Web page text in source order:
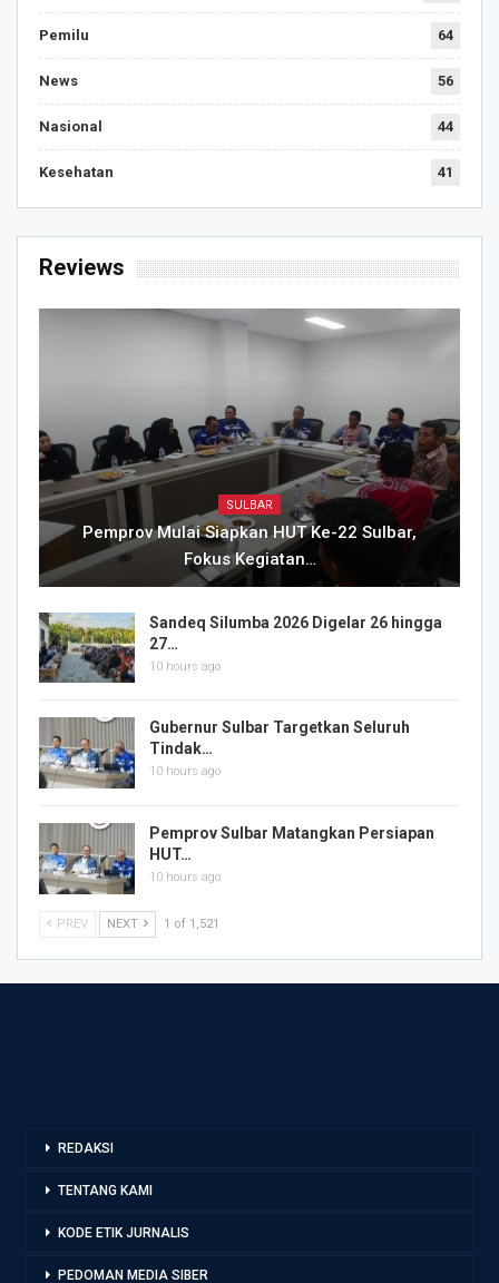
Pemilu 64
News 56
Nasional 44
Kesehatan 41
Reviews
SULBAR
Pemprov Mulai Siapkan HUT Ke-22 Sulbar,
Fokus Kegiatan…
Sandeq Silumba 2026 Digelar 26 hingga
27…
10 hours ago
Gubernur Sulbar Targetkan Seluruh
Tindak…
10 hours ago
Pemprov Sulbar Matangkan Persiapan
HUT…
10 hours ago
PREV NEXT 1 of 1,521
REDAKSI
TENTANG KAMI
KODE ETIK JURNALIS
PEDOMAN MEDIA SIBER